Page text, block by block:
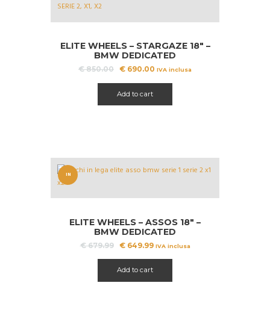
OFFERT
A!
ELITE WHEELS – STARGAZE 18″ –
BMW DEDICATED
€850.00 Il
era:
€ 850.00.
€ 690.00 Il
€ 690.00.
IVA inclusa
Add to cart
IN
ELITE WHEELS – ASSOS 18″ –
BMW DEDICATED
€679.99
Il
era:
€ 679.99.
€649.99Il
è:
€ 649.99.
IVA inclusa
Add to cart